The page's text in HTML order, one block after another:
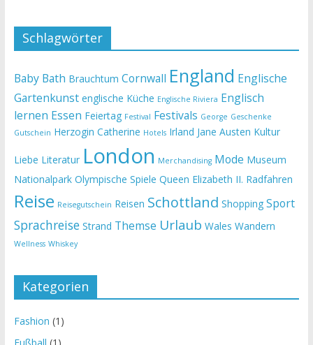
Schlagwörter
Baby Bath Brauchtum Cornwall England Englische
Gartenkunst englische Küche Englische Riviera Englisch
lernen Essen Feiertag Festival Festivals George Geschenke
Gutschein Herzogin Catherine Hotels Irland Jane Austen Kultur
Liebe Literatur London Merchandising Mode Museum
Nationalpark Olympische Spiele Queen Elizabeth II. Radfahren
Reise Reisegutschein Reisen Schottland Shopping Sport
Sprachreise Strand Themse Urlaub Wales Wandern
Wellness Whiskey
Kategorien
Fashion (1)